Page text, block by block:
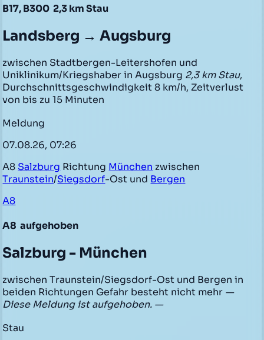
B17, B300 2,3 km Stau
Landsberg → Augsburg
zwischen Stadtbergen-Leitershofen und
Uniklinikum/Kriegshaber in Augsburg 2,3 km Stau,
Durchschnittsgeschwindigkeit 8 km/h, Zeitverlust
von bis zu 15 Minuten
Meldung
07.08.26, 07:26
A8 Salzburg Richtung München zwischen
Traunstein/Siegsdorf-Ost und Bergen
A8
A8 aufgehoben
Salzburg - München
zwischen Traunstein/Siegsdorf-Ost und Bergen in
beiden Richtungen Gefahr besteht nicht mehr —
Diese Meldung ist aufgehoben. —
Stau